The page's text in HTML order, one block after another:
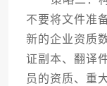
不要将文件准
新的企业资质
证副本、翻译
员的资质、重